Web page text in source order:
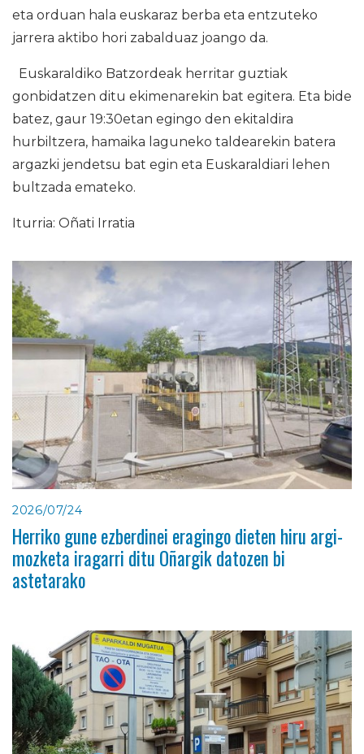
eta orduan hala euskaraz berba eta entzuteko
jarrera aktibo hori zabalduaz joango da.
Euskaraldiko Batzordeak herritar guztiak
gonbidatzen ditu ekimenarekin bat egitera. Eta bide
batez, gaur 19:30etan egingo den ekitaldira
hurbiltzera, hamaika laguneko taldearekin batera
argazki jendetsu bat egin eta Euskaraldiari lehen
bultzada emateko.
Iturria: Oñati Irratia
2026/07/24
Herriko gune ezberdinei eragingo dieten hiru argi-
mozketa iragarri ditu Oñargik datozen bi
astetarako